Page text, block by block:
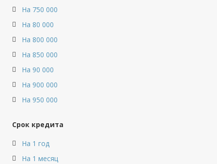
На 750 000
На 80 000
На 800 000
На 850 000
На 90 000
На 900 000
На 950 000
Срок кредита
На 1 год
На 1 месяц